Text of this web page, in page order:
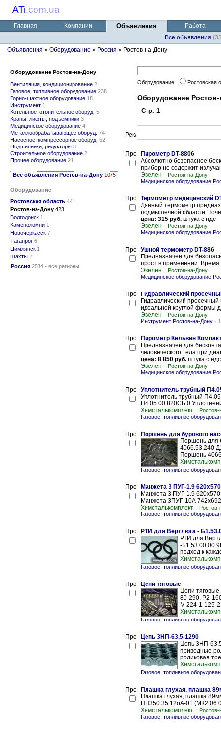
ATi.com.ua
Главная Компании Объявления
Работа
Все объявления
Объявления » Оборудование » Россия » Ростов-на-Дону
Оборудование Ростов-на-Дону
Вентиляция, кондиционирование 2
Газовое, топливное оборудование 238
Горно-шахтное оборудование 18
Инструмент 1
Котельное, отопительное оборуд. 5
Краны, лифты, подъемники 3
Медицинское оборудование 4
Металлообрабатывающее оборуд. 74
Насосное, компрессорное оборуд. 52
Подшипники, редукторы 3
Строительное оборудование 2
Прочее оборудование 21
Все объявления Ростов-на-Дону 1075
Оборудование
Ростовская область 441
Ростов-на-Дону 423
Волгодонск 1
Каменоломни 1
Новочеркасск 7
Таганрог 6
Цимлянск 1
Шахты 2
Россия 2584 - все регионы
Оборудование: Ростовская
Оборудование Ростов-
Стр. 1
Пирометр DT-8806
Абсолютно безопасное
прибор не содержит
Эвелен
Ростов-на-Дону
Медицинское оборудование
Термометр медицинский
Данный термометр
подмышечной области.
цена: 315 руб. штука с ндс
Эвелен
Ростов-на-Дону
Медицинское оборудование
Ушной термометр DT-886
Предназначен для
прост в применении. Время
Эвелен
Ростов-на-Дону
Медицинское оборудование
Гидравлический
Гидравлический
идеальной круглой формы
Эвелен
Ростов-на-Дону
Инструмент Ростов-на-Дону -
Пирометр Кельвин
Предназначен для
человеческого тела при
цена: 8 850 руб. штука с ндс
Эвелен
Ростов-на-Дону
Медицинское оборудование
Уплотнитель трубный
Уплотнитель трубный
П4.05.00.820СБ 0
Химсталькомплект
Ростов-
Газовое, топливное
Поршень для бурового
Поршень для
4066.53.240
Поршень
Газовое, топливное
Манжета 3 ПУГ-1.9 620х570
Манжета 3 ПУГ-1.9
Манжета 3ПУГ-10А
Химсталькомплект
Ростов-
Газовое, топливное
РТИ для Вертлюга -
РТИ для
-Б1.53.00.00
подход к
Газовое, топливное
Цепи тяговые
Цепи
80-290, Р2-
М 224-1-125-
Газовое, топливное
Цепь 3НП-63,5-1290
Цепь 3НП-
приводные
роликовая
Газовое, топливное
Плашка глухая, плашка
Плашка глухая, плашка
ПП350.35.12оА-01
Химсталькомплект
Ростов-
Газовое, топливное